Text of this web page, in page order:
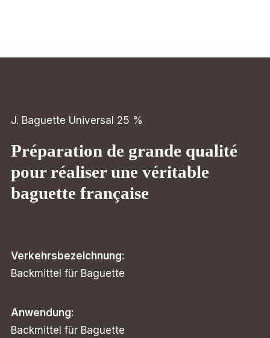
J. Baguette Universal 25 %
Préparation de grande qualité
pour réaliser une véritable
baguette française
Verkehrsbezeichnung:
Backmittel für Baguette
Anwendung:
Backmittel für Baguette